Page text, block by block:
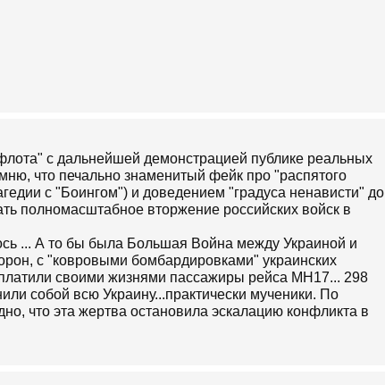
с дальнейшей демонстрацией публике реальных
что печально знаменитый фейк про "распятого
с "Боингом") и доведением "градуса ненависти" до
полномасштабное вторжение российских войск в
... А то бы была Большая Война между Украиной и
с "ковровыми бомбардировками" украинских
своими жизнями пассажиры рейса МН17... 298
собой всю Украину...практически мученики. По
что эта жертва остановила эскалацию конфликта в